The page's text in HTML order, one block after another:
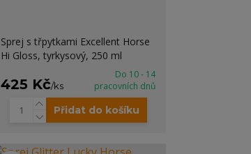
Sprej s třpytkami Excellent Horse
Hi Gloss, tyrkysový, 250 ml
425 Kč/ks
Do 10 - 14
pracovních dnů
Přidat do košíku